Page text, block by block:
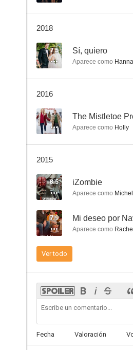
6.6
5.5
2018
7.5 Sí, quiero
Aparece como
2016
-- The Mistletoe
Aparece como Holly
2015
8.5 iZombie
Aparece como
7.9 Mi deseo por
Aparece como
Ver todo
Fecha Valoración